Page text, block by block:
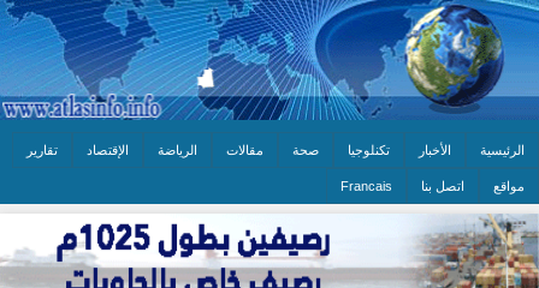
الرئيسية الأخبار تكنلوجيا صحة مقالات الرياضة الإقتصاد تقارير
مواقع اتصل بنا Francais